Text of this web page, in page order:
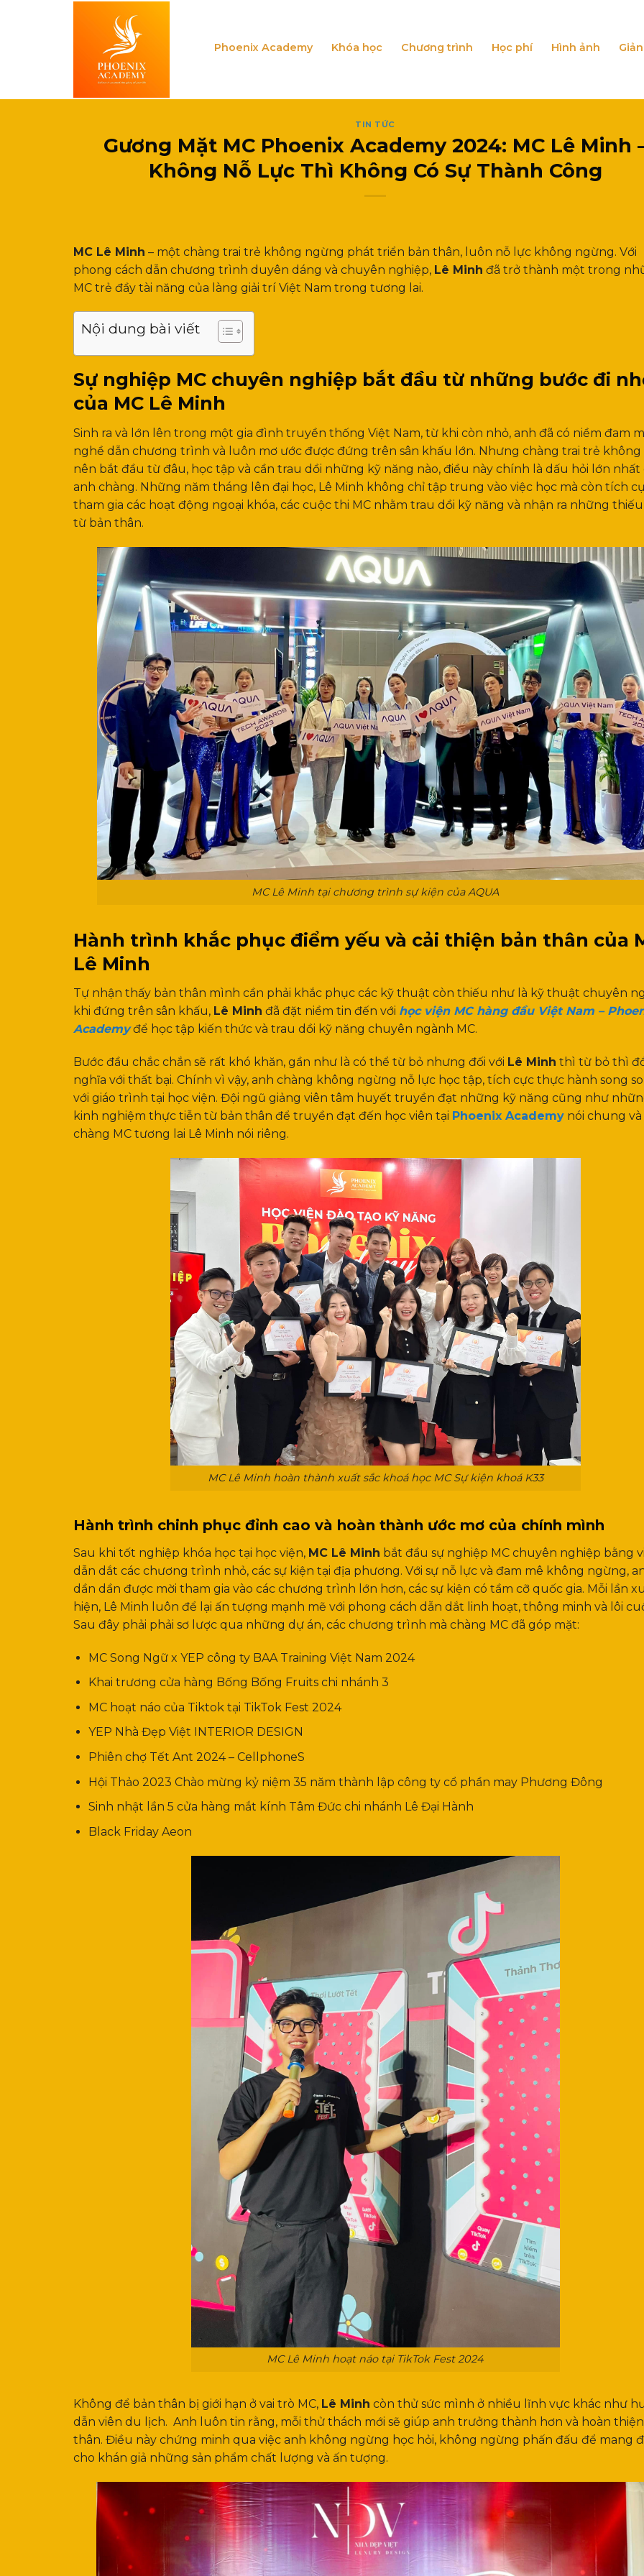
Phoenix Academy Khóa học Chương trình Học phí Hình ảnh
TIN TỨC
Gương Mặt MC Phoenix Academy 2024: MC Lê Minh
Không Nỗ Lực Thì Không Có Sự Thành Công
MC Lê Minh – một chàng trai trẻ không ngừng phát triển bản thân, luôn nỗ lực không ngừng. Với
phong cách dẫn chương trình duyên dáng và chuyên nghiệp, Lê Minh đã trở thành một trong
MC trẻ đầy tài năng của làng giải trí Việt Nam trong tương lai.
Nội dung bài viết
Sự nghiệp MC chuyên nghiệp bắt đầu từ những bước đi
của MC Lê Minh
Sinh ra và lớn lên trong một gia đình truyền thống Việt Nam, từ khi còn nhỏ, anh đã có niềm đam
nghề dẫn chương trình và luôn mơ ước được đứng trên sân khấu lớn. Nhưng chàng trai trẻ không
nên bắt đầu từ đâu, học tập và cần trau dồi những kỹ năng nào, điều này chính là dấu hỏi lớn nhất
anh chàng. Những năm tháng lên đại học, Lê Minh không chỉ tập trung vào việc học mà còn tích
tham gia các hoạt động ngoại khóa, các cuộc thi MC nhằm trau dồi kỹ năng và nhận ra những
từ bản thân.
MC Lê Minh tại chương trình sự kiện của AQUA
Hành trình khắc phục điểm yếu và cải thiện bản thân của
Lê Minh
Tự nhận thấy bản thân mình cần phải khắc phục các kỹ thuật còn thiếu như là kỹ thuật chuyên
khi đứng trên sân khấu, Lê Minh đã đặt niềm tin đến với học viện MC hàng đầu Việt Nam –
Academyđể học tập kiến thức và trau dồi kỹ năng chuyên ngành MC.
Bước đầu chắc chắn sẽ rất khó khăn, gần như là có thể từ bỏ nhưng đối với Lê Minh thì từ bỏ thì
nghĩa với thất bại. Chính vì vậy, anh chàng không ngừng nỗ lực học tập, tích cực thực hành song
với giáo trình tại học viện. Đội ngũ giảng viên tâm huyết truyền đạt những kỹ năng cũng như
kinh nghiệm thực tiễn từ bản thân để truyền đạt đến học viên tại Phoenix Academy nói chung và
chàng MC tương lai Lê Minh nói riêng.
MC Lê Minh hoàn thành xuất sắc khoá học MC Sự kiện khoá K33
Hành trình chinh phục đỉnh cao và hoàn thành ước mơ của chính mình
Sau khi tốt nghiệp khóa học tại học viện, MC Lê Minh bắt đầu sự nghiệp MC chuyên nghiệp bằng
dẫn dắt các chương trình nhỏ, các sự kiện tại địa phương. Với sự nỗ lực và đam mê không ngừng,
dần dần được mời tham gia vào các chương trình lớn hơn, các sự kiện có tầm cỡ quốc gia. Mỗi lần
hiện, Lê Minh luôn để lại ấn tượng mạnh mẽ với phong cách dẫn dắt linh hoạt, thông minh và lôi
Sau đây phải phải sơ lược qua những dự án, các chương trình mà chàng MC đã góp mặt:
MC Song Ngữ x YEP công ty BAA Training Việt Nam 2024
Khai trương cửa hàng Bống Bống Fruits chi nhánh 3
MC hoạt náo của Tiktok tại TikTok Fest 2024
YEP Nhà Đẹp Việt INTERIOR DESIGN
Phiên chợ Tết Ant 2024 – CellphoneS
Hội Thảo 2023 Chào mừng kỷ niệm 35 năm thành lập công ty cổ phần may Phương Đông
Sinh nhật lần 5 cửa hàng mắt kính Tâm Đức chi nhánh Lê Đại Hành
Black Friday Aeon
MC Lê Minh hoạt náo tại TikTok Fest 2024
Không để bản thân bị giới hạn ở vai trò MC, Lê Minh còn thử sức mình ở nhiều lĩnh vực khác như
dẫn viên du lịch. Anh luôn tin rằng, mỗi thử thách mới sẽ giúp anh trưởng thành hơn và hoàn
thân. Điều này chứng minh qua việc anh không ngừng học hỏi, không ngừng phấn đấu để mang
cho khán giả những sản phẩm chất lượng và ấn tượng.